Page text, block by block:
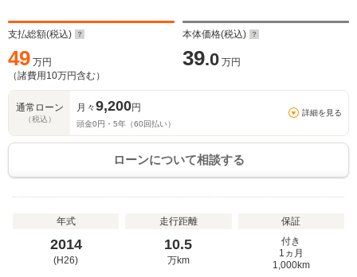
支払総額(税込)
49 万円
（諸費用 10万円含む）
本体価格(税込)
39.0 万円
通常ローン
（税込）
月々9,200円
頭金0円・ 5年（60 回払い）
詳細を見る
ローンについて相談する
年式
2014
(H26)
走行距離
10.5
万km
保証
付き
1ヵ月
1,000km